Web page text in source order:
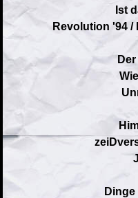
Ist
Revolution '94